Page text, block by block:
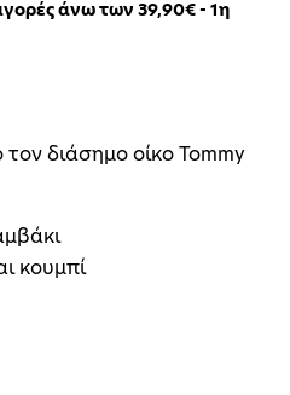
άνω των 39,90€ - 1η
τον διάσημο οίκο Tommy
κουμπί